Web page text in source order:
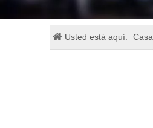
Usted está aquí: Casa